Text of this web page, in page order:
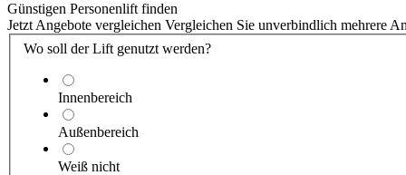
Günstigen Personenlift finden
Jetzt Angebote vergleichen Vergleichen Sie unverbindlich mehrere
Wo soll der Lift genutzt werden?
Innenbereich
Außenbereich
Weiß nicht